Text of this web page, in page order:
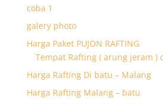
coba 1
galery photo
Harga Paket PUJON RAFTING
Tempat Rafting ( arung jeram )
Harga Rafting Di batu – Malang
Harga Rafting Malang – batu